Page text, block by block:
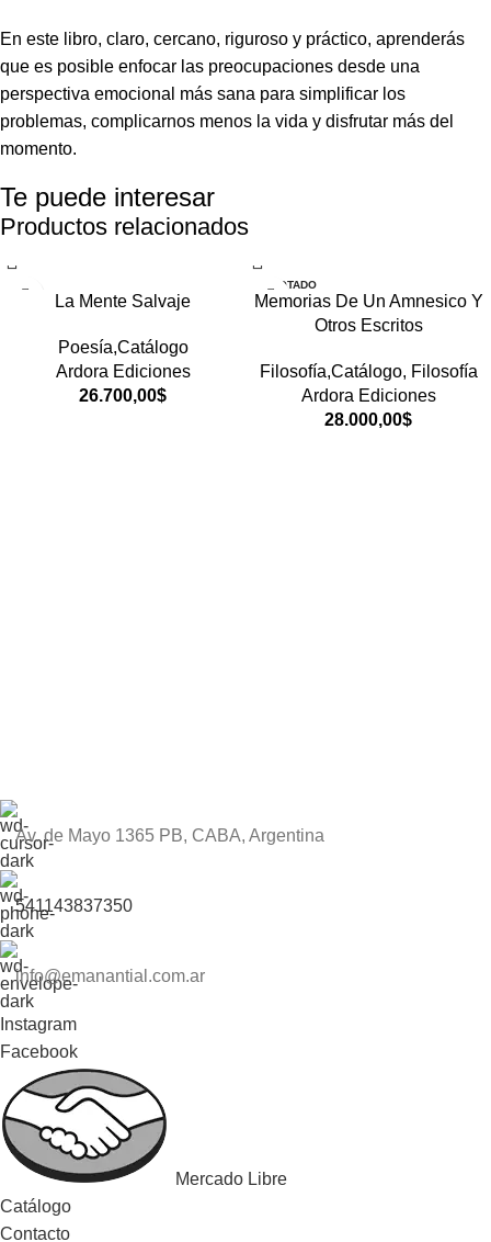
En este libro, claro, cercano, riguroso y práctico, aprenderás
que es posible enfocar las preocupaciones desde una
perspectiva emocional más sana para simplificar los
problemas, complicarnos menos la vida y disfrutar más del
momento.
Te puede interesar
Productos relacionados
La Mente Salvaje
Poesía,Catálogo
Ardora Ediciones
26.700,00$
AGOTADO
Memorias De Un Amnesico Y
Otros Escritos
Filosofía,Catálogo, Filosofía
Ardora Ediciones
28.000,00$
Av. de Mayo 1365 PB, CABA, Argentina
541143837350
info@emanantial.com.ar
Instagram
Facebook
Mercado Libre
Catálogo
Contacto